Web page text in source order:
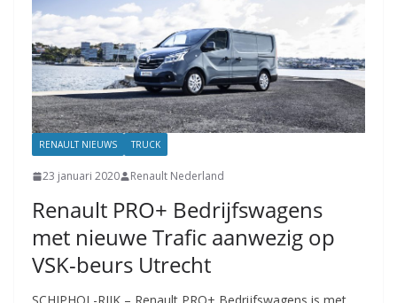
RENAULT NIEUWS TRUCK
23 januari 2020 Renault Nederland
Renault PRO+ Bedrijfswagens
met nieuwe Trafic aanwezig op
VSK-beurs Utrecht